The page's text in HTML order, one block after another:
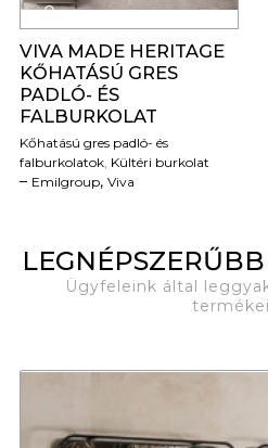
0
VIVA MADE HERITAGE
KŐHATÁSÚ GRES
PADLÓ- ÉS
FALBURKOLAT
Kőhatású gres padló- és
falburkolatok, Kültéri burkolat
Emilgroup, Viva
Ügyfeleink által